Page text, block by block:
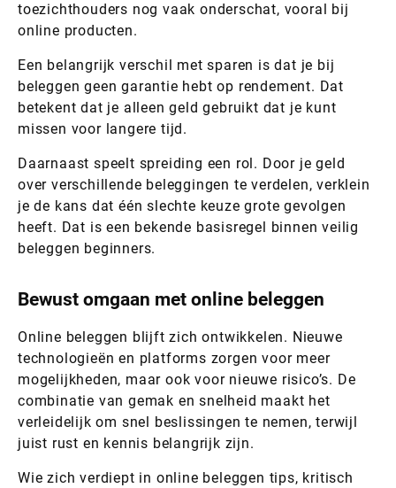
toezichthouders nog vaak onderschat, vooral bij
online producten.
Een belangrijk verschil met sparen is dat je bij
beleggen geen garantie hebt op rendement. Dat
betekent dat je alleen geld gebruikt dat je kunt
missen voor langere tijd.
Daarnaast speelt spreiding een rol. Door je geld
over verschillende beleggingen te verdelen, verklein
je de kans dat één slechte keuze grote gevolgen
heeft. Dat is een bekende basisregel binnen veilig
beleggen beginners.
Bewust omgaan met online beleggen
Online beleggen blijft zich ontwikkelen. Nieuwe
technologieën en platforms zorgen voor meer
mogelijkheden, maar ook voor nieuwe risico’s. De
combinatie van gemak en snelheid maakt het
verleidelijk om snel beslissingen te nemen, terwijl
juist rust en kennis belangrijk zijn.
Wie zich verdiept in online beleggen tips, kritisch